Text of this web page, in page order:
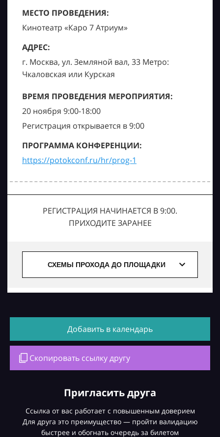
МЕСТО ПРОВЕДЕНИЯ:
Кинотеатр «Каро 7 Атриум»
АДРЕС:
г. Москва, ул. Земляной вал, 33 Метро:
Чкаловская или Курская
ВРЕМЯ ПРОВЕДЕНИЯ МЕРОПРИЯТИЯ:
20 ноября 9:00-18:00
Регистрация открывается в 9:00
ПРОГРАММА КОНФЕРЕНЦИИ:
https://potokconf.ru/hr/prog-1
РЕГИСТРАЦИЯ НАЧИНАЕТСЯ В 9:00.
ПРИХОДИТЕ ЗАРАНЕЕ
СХЕМЫ ПРОХОДА ДО ПЛОЩАДКИ
Добавить в календарь
Скопировать ссылку другу
Пригласить друга
Ссылка от вас работает с повышенным доверием
Для друга это преимущество — пройти валидацию
быстрее и обогнать очередь за билетом